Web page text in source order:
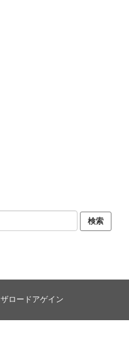
ロードアゲイン